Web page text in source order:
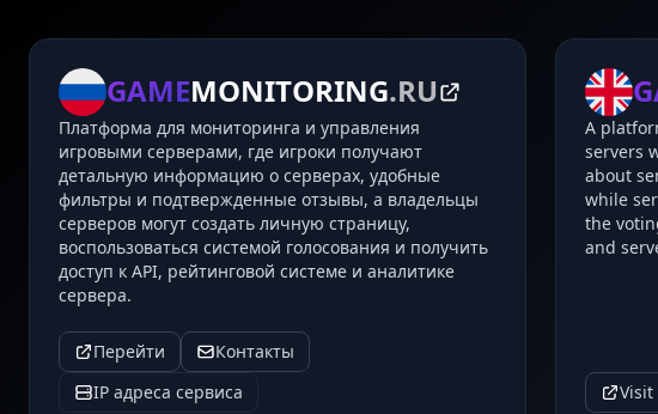
GAMEMONITORING.RU
Платформа для мониторинга и управления
игровыми серверами, где игроки получают
детальную информацию о серверах, удобные
фильтры и подтвержденные отзывы, а владельцы
серверов могут создать личную страницу,
воспользоваться системой голосования и получить
доступ к API, рейтинговой системе и аналитике
сервера.
Перейти
Контакты
IP адреса сервиса
A
servers
about
while
the
and
Visit